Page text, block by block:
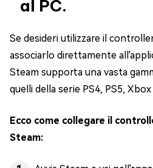
al PC.
Se desideri utilizzare il
associarlo direttamente
Steam supporta una vasta
quelli della serie PS4, PS5,
Ecco come collegare il
Steam: